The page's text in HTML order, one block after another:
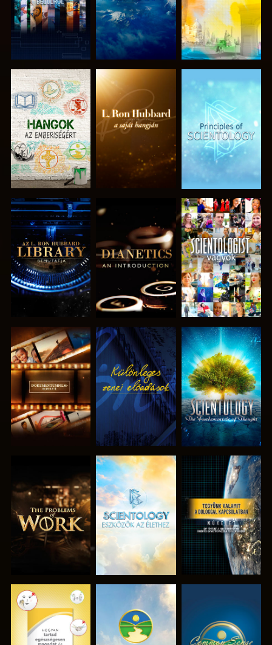
A SOROZAT
RÉSZEI
A SOROZAT
RÉSZEI
A SOROZAT
RÉSZEI
A SOROZAT
RÉSZEI
A SOROZAT
RÉSZEI
MŰSORNÉZÉS
A SOROZAT
RÉSZEI
MŰSORNÉZÉS
A SOROZAT
RÉSZEI
A SOROZAT
RÉSZEI
A SOROZAT
RÉSZEI
MŰSORNÉZÉS
MŰSORNÉZÉS MŰSORNÉZÉS MŰSORNÉZÉS